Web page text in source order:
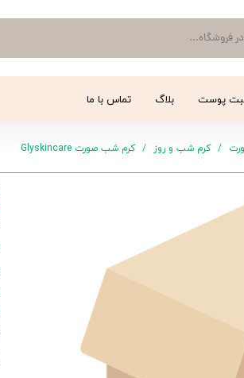
پوست بلاگ تماس با ما
کرم شب و روز کرم شب صورت Glyskincare